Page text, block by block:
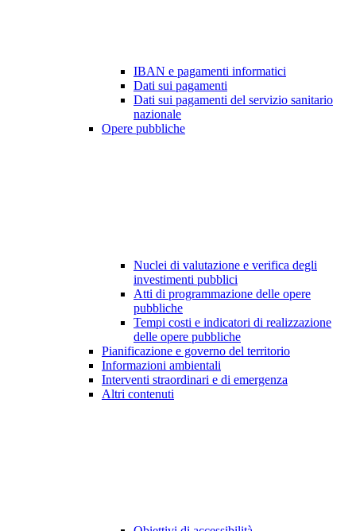
IBAN e pagamenti informatici
Dati sui pagamenti
Dati sui pagamenti del servizio sanitario
nazionale
Opere pubbliche
Nuclei di valutazione e verifica degli
investimenti pubblici
Atti di programmazione delle opere
pubbliche
Tempi costi e indicatori di realizzazione
delle opere pubbliche
Pianificazione e governo del territorio
Informazioni ambientali
Interventi straordinari e di emergenza
Altri contenuti